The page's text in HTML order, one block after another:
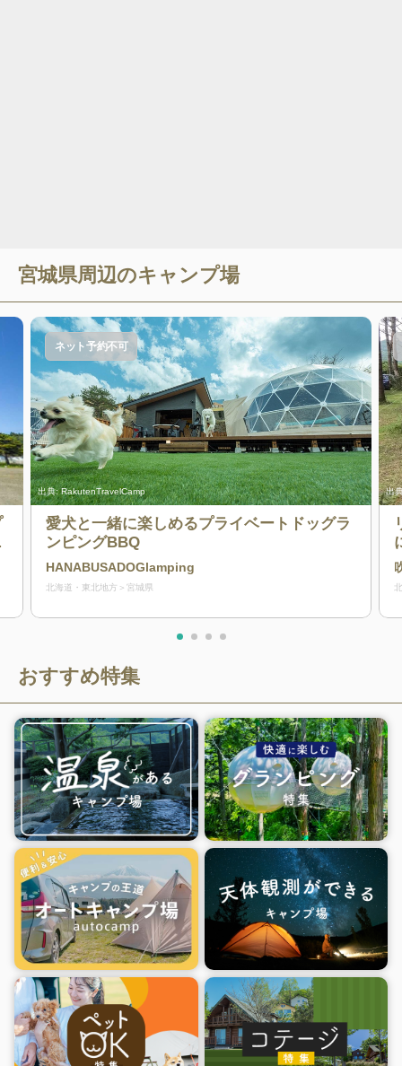
宮城県周辺のキャンプ場
出典:RakutenTravelCamp
ネット予約不可
愛犬と一緒に楽しめるプライベートドッグラ
ンピングBBQ
HANABUSADOGlamping
北海道・東北地方 宮城県
出
おすすめ特集